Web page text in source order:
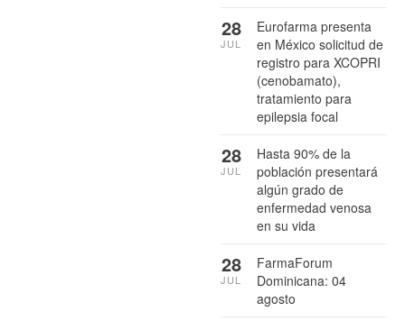
Eurofarma presenta
en México solicitud de
registro para XCOPRI
(cenobamato),
tratamiento para
epilepsia focal
28
JUL
Hasta 90% de la
población presentará
algún grado de
enfermedad venosa
en su vida
28
JUL
FarmaForum
Dominicana: 04
agosto
28
JUL